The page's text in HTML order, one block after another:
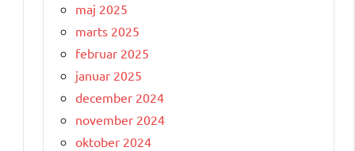
maj 2025
marts 2025
februar 2025
januar 2025
december 2024
november 2024
oktober 2024